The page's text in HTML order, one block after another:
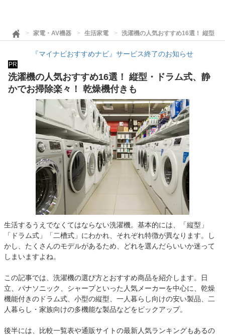
家電・AV機器 生活家電 洗濯機の人気おすすめ16選！ 縦型・
『マイナビおすすめナビ』サービス終了のお知らせ
PR
洗濯機の人気おすすめ16選！ 縦型・ドラム式、静
かでお掃除楽々！ 乾燥機付きも
生活するうえでなくてはならない洗濯機。基本的には、「縦型」
「ドラム式」「二槽式」にわかれ、それぞれ特徴が異なります。し
かし、たくさんのモデルがあるため、どれを選んだらいいか迷って
しまいますよね。
この記事では、洗濯機の選び方とおすすめ商品を紹介します。日
立、パナソニック、シャープといった人気メーカーを中心に、乾燥
機能付きのドラム式、小型の縦型、一人暮らし向けの安い製品、二
人暮らし・家族向けの多機能な製品などをピックアップ。
後半には、比較一覧表や通販サイトの最新人気ランキングもあるの